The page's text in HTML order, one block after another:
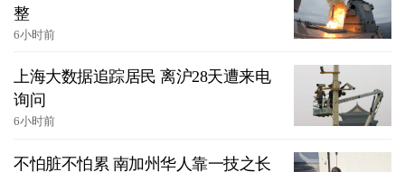
整
6小时前
上海大数据追踪居民 离沪28天遭来电
询问
6小时前
不怕脏不怕累 南加州华人靠一技之长